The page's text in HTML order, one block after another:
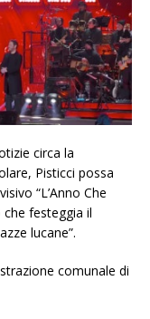
circa la
Pisticci possa
“L’Anno Che
che festeggia il
lucane”.
comunale di